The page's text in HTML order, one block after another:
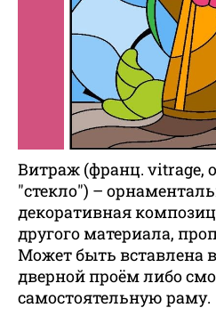
Витраж (франц. vitrage,
"стекло") –
декоративная
другого материала,
Может быть вставлена
дверной проём либо
самостоятельную раму.